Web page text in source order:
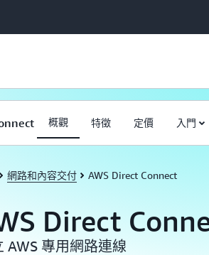
概觀 特徵 定價 入門
網路和內容交付 AWS Direct Connect
Direct
AWS 專用網路連線